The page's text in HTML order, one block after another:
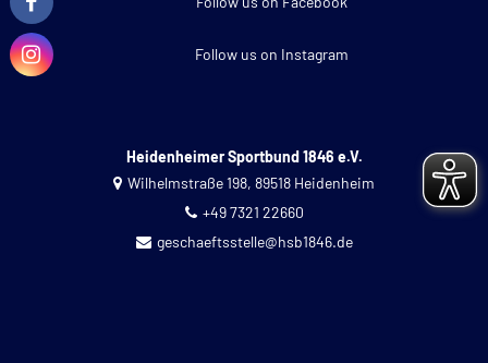
Follow us on Instagram
Heidenheimer Sportbund 1846 e.V.
Wilhelmstraße 198, 89518 Heidenheim
+49 7321 22660
geschaeftsstelle@hsb1846.de